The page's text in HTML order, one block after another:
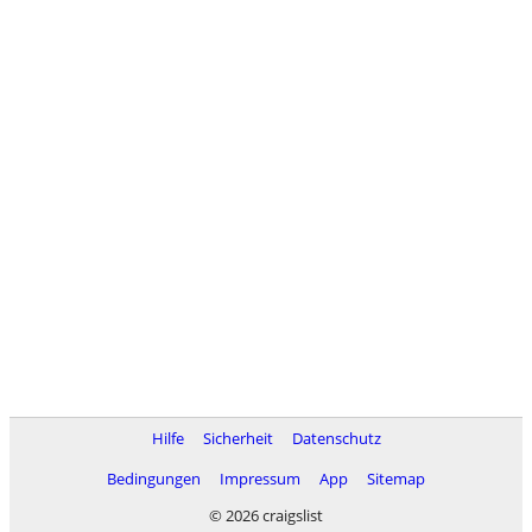
Hilfe Sicherheit
Datenschutz
Bedingungen
Impressum App
Sitemap
© 2026 craigslist